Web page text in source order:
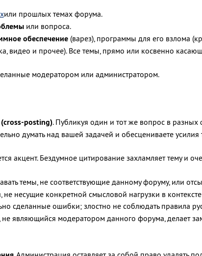
или прошлых темах форума.
или вопроса.
обеспечение(варез), программы для его взлома
видео и прочее). Все темы, прямо или косвенно
модератором или администратором.
posting). Публикуя один и тот же вопрос в разных
думать над вашей задачей и обесцениваете усилия
акцент. Бездумное цитирование захламляет тему и
темы, не соответствующие данному форуму, или
несущие конкретной смысловой нагрузки в
сделанные ошибки; злостно не соблюдать правила
не являющийся модератором данного форума, делает